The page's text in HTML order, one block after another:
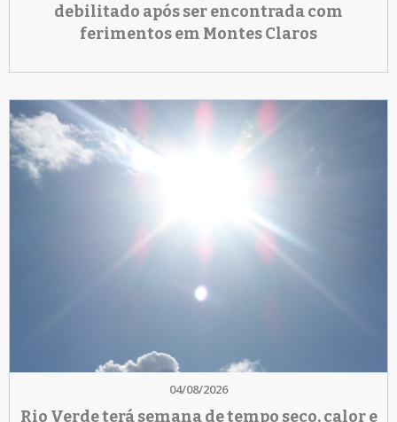
debilitado após ser encontrada com
ferimentos em Montes Claros
04/08/2026
Rio Verde terá semana de tempo seco, calor e